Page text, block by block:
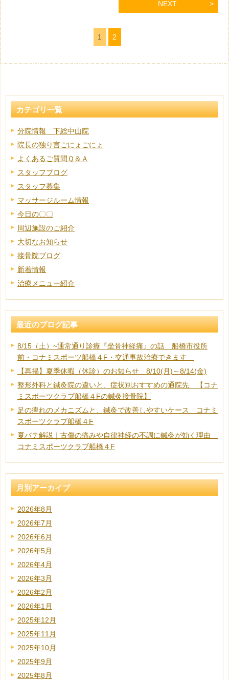
1 2
NEXT
カテゴリ一覧
分院情報 下総中山院
院長の独り言ごにょごにょ
よくあるご質問Ｑ＆Ａ
スタッフブログ
スタッフ募集
マッサージルーム情報
今日の〇〇
周辺施設のご紹介
大切なお知らせ
接骨院ブログ
新着情報
治療メニュー紹介
最近のブログ記事
8/15（土）~通常通り診療『坐骨神経痛』の話 船橋市役所
前・コナミスポーツ船橋４F・交通事故治療できます
【再掲】夏季休暇（休診）のお知らせ 8/10(月)～8/14(金)
整形外科と鍼灸院の違いと、症状別おすすめの通院先 【コナ
ミスポーツクラブ船橋４Fの鍼灸接骨院】
足の痺れのメカニズムと、鍼灸で改善しやすいケース コナミ
スポーツクラブ船橋４F
夏バテ解説｜古傷の痛みや自律神経の不調に鍼灸が効く理由
コナミスポーツクラブ船橋４F
月別アーカイブ
2026年8月
2026年7月
2026年6月
2026年5月
2026年4月
2026年3月
2026年2月
2026年1月
2025年12月
2025年11月
2025年10月
2025年9月
2025年8月